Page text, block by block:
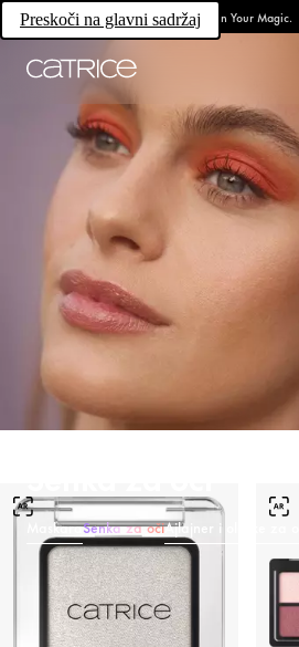
Preskoči na glavni sadržaj Own Your Magic.
MaskaraSenka za očiAjlajner i olovke za oči